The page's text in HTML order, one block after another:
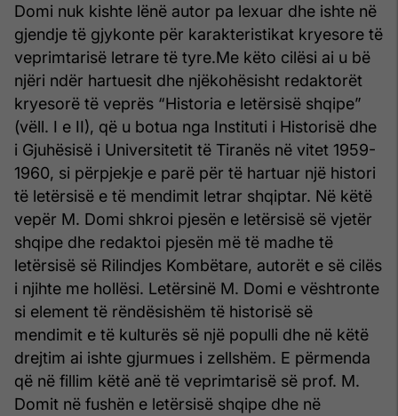
Domi nuk kishte lënë autor pa lexuar dhe ishte në
gjendje të gjykonte për karakteristikat kryesore të
veprimtarisë letrare të tyre.Me këto cilësi ai u bë
njëri ndër hartuesit dhe njëkohësisht redaktorët
kryesorë të veprës “Historia e letërsisë shqipe”
(vëll. I e II), që u botua nga Instituti i Historisë dhe
i Gjuhësisë i Universitetit të Tiranës në vitet 1959-
1960, si përpjekje e parë për të hartuar një histori
të letërsisë e të mendimit letrar shqiptar. Në këtë
vepër M. Domi shkroi pjesën e letërsisë së vjetër
shqipe dhe redaktoi pjesën më të madhe të
letërsisë së Rilindjes Kombëtare, autorët e së cilës
i njihte me hollësi. Letërsinë M. Domi e vështronte
si element të rëndësishëm të historisë së
mendimit e të kulturës së një populli dhe në këtë
drejtim ai ishte gjurmues i zellshëm. E përmenda
që në fillim këtë anë të veprimtarisë së prof. M.
Domit në fushën e letërsisë shqipe dhe në